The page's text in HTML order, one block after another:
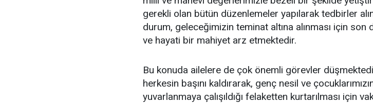
gerekli olan bütün düzenlemeler yapılarak tedbirler
durum, geleceğimizin teminat altına alınması için son
ve hayati bir mahiyet arz etmektedir.
Bu konuda ailelere de çok önemli görevler
herkesin başını kaldırarak, genç nesil ve
yuvarlanmaya çalışıldığı felaketten kurtarılması için